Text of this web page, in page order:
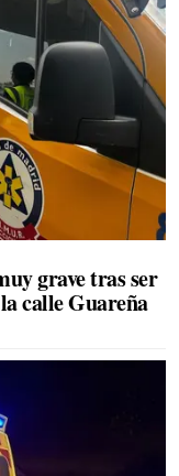
grave tras ser
calle Guareña